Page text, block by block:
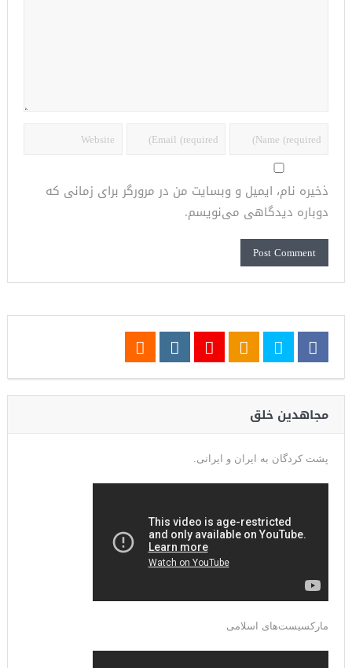
ذخیره نام، ایمیل و وبسایت من در مرورگر برای زمانی که
دوباره دیدگاهی می‌نویسم.
مجاهدین خلق
پشت کردگان به ایران و ایرانی.
مارکسیست‌های اسلامی